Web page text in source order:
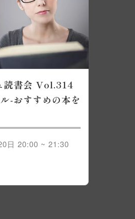
読書会 Vol.314
-おすすめの本を
日 20:00 ~ 21:30